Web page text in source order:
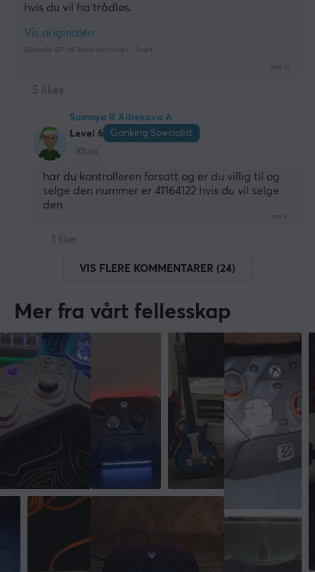
hvis du vil ha trådløs.
Vis originalen
GameSir G7 HE Xbox Kontroller - Svart
last yr.
5 likes
Sumaya R Albekova A
Level 6
Ganking Specialist
Xbox
har du kontrolleren forsatt og er du villig til og
selge den nummer er 41164122 hvis du vil selge
den
last yr.
1 like
VIS FLERE KOMMENTARER (24)
Mer fra vårt fellesskap